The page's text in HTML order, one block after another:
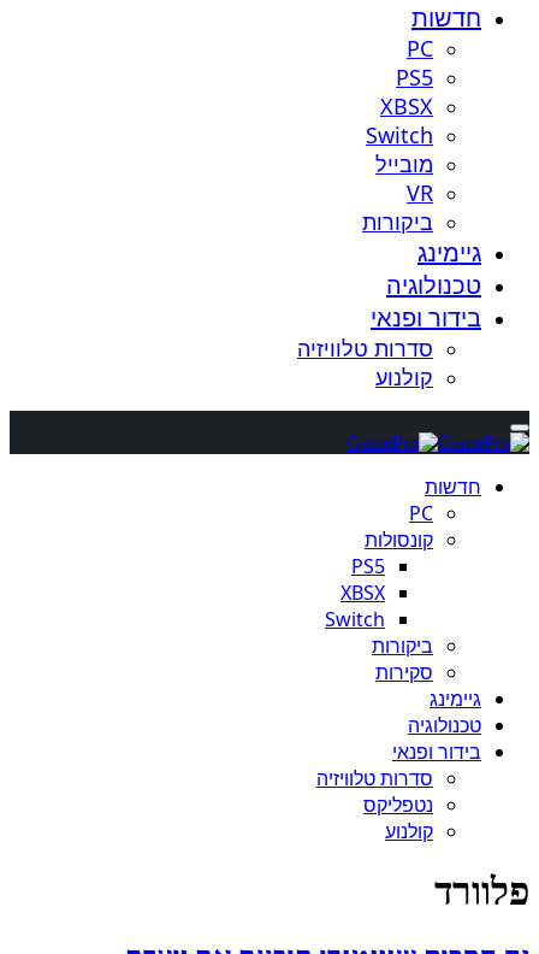
חדשות
PC
PS5
XBSX
Switch
מובייל
VR
ביקורות
גיימינג
טכנולוגיה
בידור ופנאי
סדרות טלוויזיה
קולנוע
חדשות
PC
קונסולות
PS5
XBSX
Switch
ביקורות
סקירות
גיימינג
טכנולוגיה
בידור ופנאי
סדרות טלוויזיה
נטפליקס
קולנוע
פלוורד